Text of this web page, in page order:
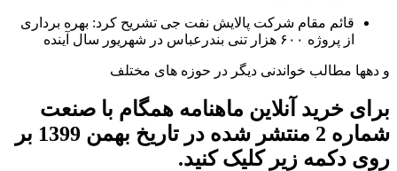
قائم مقام شرکت پالایش نفت جی تشریح کرد: بهره برداری
از پروژه ۶۰۰ هزار تنی بندرعباس در شهریور سال آینده
و دهها مطالب خواندنی دیگر در حوزه های مختلف
برای خرید آنلاین ماهنامه همگام با صنعت
شماره 2 منتشر شده در تاریخ بهمن 1399 بر
روی دکمه زیر کلیک کنید.